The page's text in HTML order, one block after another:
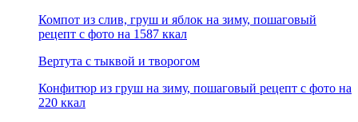
Компот из слив, груш и яблок на зиму, пошаговый
рецепт с фото на 1587 ккал
Вертута с тыквой и творогом
Конфитюр из груш на зиму, пошаговый рецепт с фото на
220 ккал